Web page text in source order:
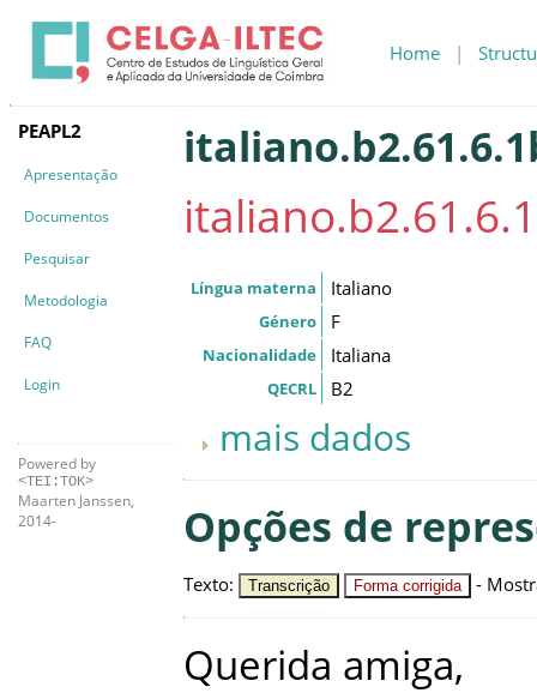
Home |
PEAPL2
Apresentação
Documentos
Pesquisar
Metodologia
FAQ
Login
Powered by
<TEI:TOK>
Maarten Janssen,
2014-
Língua materna Italiano
Género F
Nacionalidade Italiana
QECRL B2
mais dados
Opções de
Texto: Transcrição Forma corrigida -
Querida amiga,